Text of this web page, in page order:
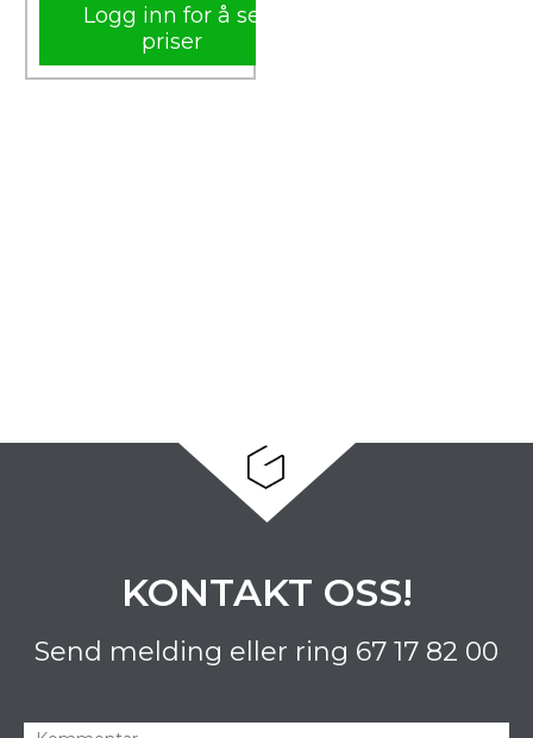
Logg inn for å se
priser
KONTAKT OSS!
Send melding eller ring 67 17 82 00